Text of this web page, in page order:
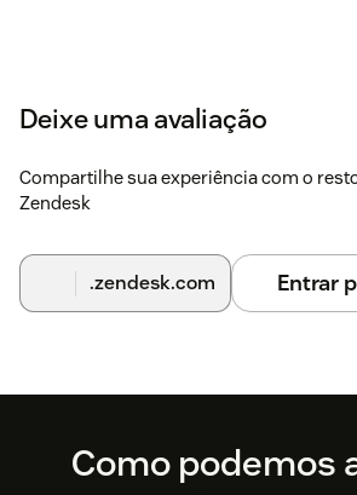
Deixe uma avaliação
Compartilhe sua experiência com o
Zendesk
.zendesk.com Entrar
FooterComo podemos